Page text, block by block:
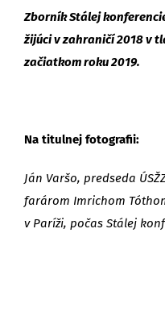
Zborník Stálej
žijúci v zahraničí 2018 v
začiatkom roku 2019.
Na titulnej fotografii:
Ján Varšo, predseda
farárom Imrichom
v Paríži, počas Stálej